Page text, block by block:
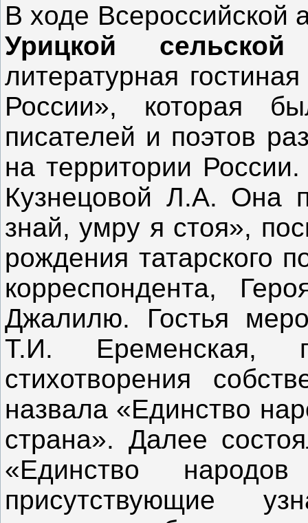
В ходе Всероссийской
Урицкой сельской
литературная
России», которая
писателей и поэтов
на территории
Кузнецовой Л.А. Она
знай, умру я стоя»,
рождения татарского
корреспондента,
Джалилю. Гостья
Т.И. Еременская,
стихотворения
назвала «Единство
страна». Далее
«Единство
присутствующие